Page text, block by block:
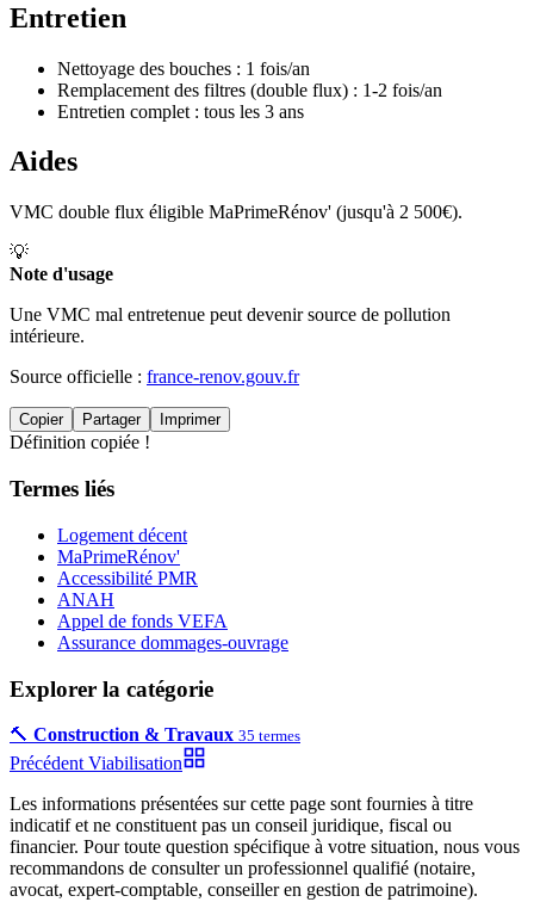
Entretien
Nettoyage des bouches : 1 fois/an
Remplacement des filtres (double flux) : 1-2 fois/an
Entretien complet : tous les 3 ans
Aides
VMC double flux éligible MaPrimeRénov' (jusqu'à 2 500€).
💡
Note d'usage
Une VMC mal entretenue peut devenir source de pollution
intérieure.
Source officielle : france-renov.gouv.fr
Copier Partager Imprimer
Définition copiée !
Termes liés
Logement décent
MaPrimeRénov'
Accessibilité PMR
ANAH
Appel de fonds VEFA
Assurance dommages-ouvrage
Explorer la catégorie
🔨 Construction & Travaux 35 termes
Précédent Viabilisation
Les informations présentées sur cette page sont fournies à titre
indicatif et ne constituent pas un conseil juridique, fiscal ou
financier. Pour toute question spécifique à votre situation, nous vous
recommandons de consulter un professionnel qualifié (notaire,
avocat, expert-comptable, conseiller en gestion de patrimoine).